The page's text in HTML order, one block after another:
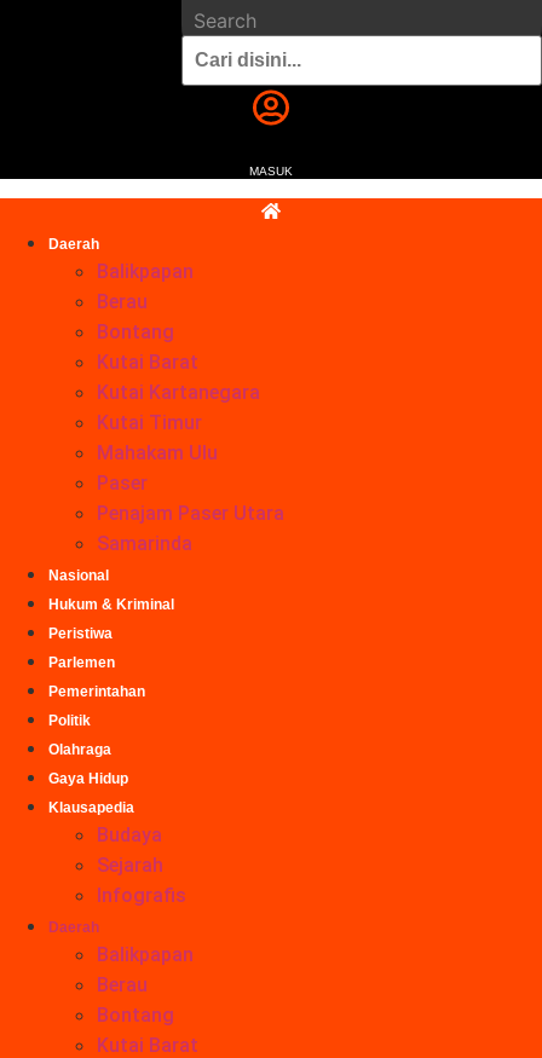
Search
MASUK
Daerah
Balikpapan
Berau
Bontang
Kutai Barat
Kutai Kartanegara
Kutai Timur
Mahakam Ulu
Paser
Penajam Paser Utara
Samarinda
Nasional
Hukum & Kriminal
Peristiwa
Parlemen
Pemerintahan
Politik
Olahraga
Gaya Hidup
Klausapedia
Budaya
Sejarah
Infografis
Daerah
Balikpapan
Berau
Bontang
Kutai Barat